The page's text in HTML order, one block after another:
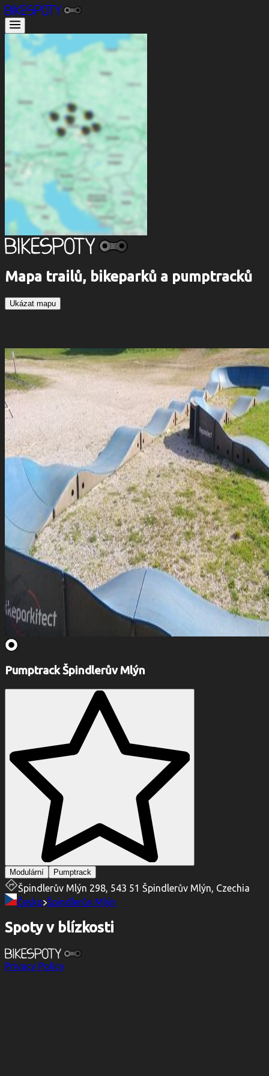
Mapa trailů, bikeparků a pumptracků
Ukázat mapu
Pumptrack Špindlerův Mlýn
Modulární Pumptrack
Špindlerův Mlýn 298, 543 51 Špindlerův Mlýn, Czechia
Česko Špindlerův Mlýn
Spoty v blízkosti
Privacy Policy